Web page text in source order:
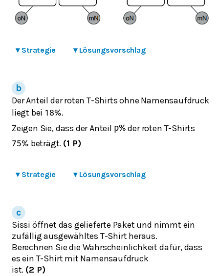
▾ Strategie ▾ Lösungsvorschlag
Der Anteil der roten T-Shirts ohne Namensaufdruck
liegt bei 18%.
Zeigen Sie, dass der Anteil p% der roten T-Shirts
75% beträgt. (1 P)
▾ Strategie ▾ Lösungsvorschlag
Sissi öffnet das gelieferte Paket und nimmt ein
zufällig ausgewähltes T-Shirt heraus.
Berechnen Sie die Wahrscheinlichkeit dafür, dass
es ein T-Shirt mit Namensaufdruck
ist. (2 P)